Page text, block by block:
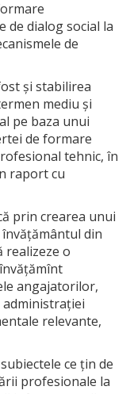
dialog social la
de
și stabilirea
mediu și
pe baza unui
de formare
tehnic, în
raport cu
prin crearea unui
din
o
angajatorilor,
relevante,
ce țin de
profesionale la